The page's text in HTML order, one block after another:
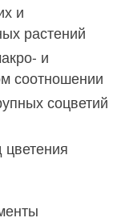
и
растений
и
соотношении
соцветий
цветения